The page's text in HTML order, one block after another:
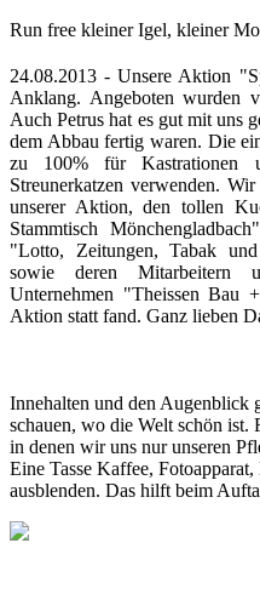
Run free kleiner Igel, kleiner
24.08.2013 -Unsere Aktion
Anklang. Angeboten wurden
Auch Petrus hat es gut mit uns
dem Abbau fertig waren. Die
zu 100% für Kastrationen
Streunerkatzen verwenden.
unserer Aktion, den tollen
Stammtisch
"Lotto, Zeitungen, Tabak
sowie deren Mitarbeitern
Unternehmen "Theissen Bau
Aktion statt fand. Ganz lieben
Innehalten und den Augenblick
schauen, wo die Welt schön ist.
in denen wir uns nur unseren
Eine Tasse Kaffee,
ausblenden. Das hilft beim